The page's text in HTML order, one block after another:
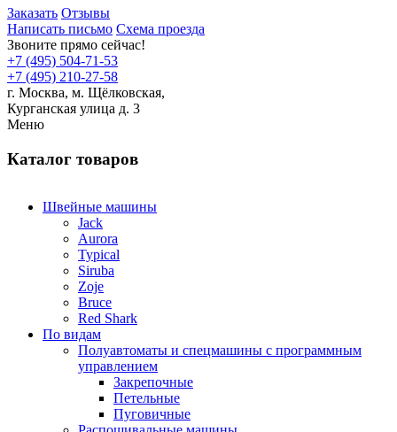
Заказать Отзывы
Написать письмо Схема проезда
Звоните прямо сейчас!
+7 (495) 504-71-53
+7 (495) 210-27-58
г. Москва, м. Щёлковская,
Курганская улица д. 3
Меню
Каталог товаров
Швейные машины
Jack
Aurora
Typical
Siruba
Zoje
Bruce
Red Shark
По видам
Полуавтоматы и спецмашины с программным
управлением
Закрепочные
Петельные
Пуговичные